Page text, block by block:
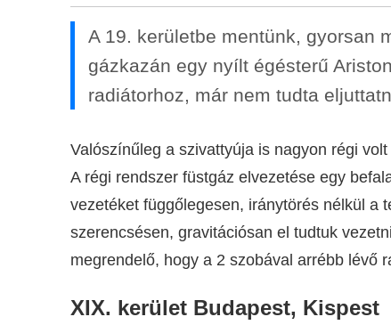
A 19. kerületbe mentünk, gyorsan
gázkazán egy nyílt égésterű
radiátorhoz, már nem tudta
Valószínűleg a szivattyúja is nagyon régi
A régi rendszer füstgáz elvezetése egy
vezetéket függőlegesen, iránytörés nélkül a
szerencsésen, gravitációsan el tudtuk
megrendelő, hogy a 2 szobával arrébb lévő
XIX. kerület Budapest, Kispest